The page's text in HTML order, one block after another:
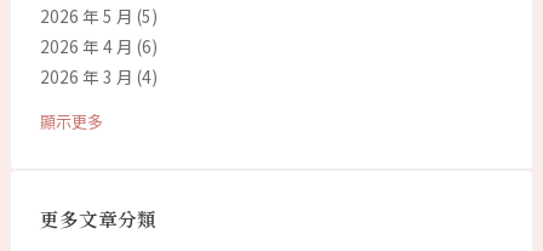
2026 年 5 月 (5)
2026 年 4 月 (6)
2026 年 3 月 (4)
顯示更多
更多文章分類